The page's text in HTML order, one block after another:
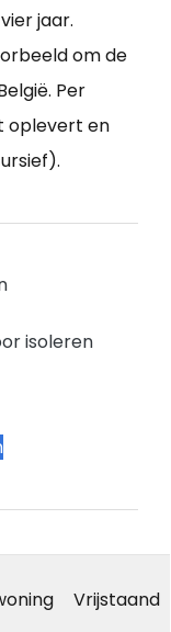
jaar.
om de
Per
oplevert en
isoleren
Vrijstaand